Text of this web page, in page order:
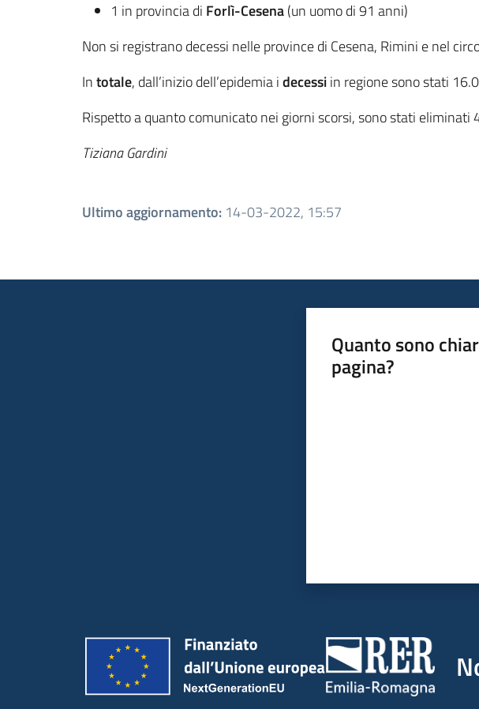
1 in provincia di Forlì-Cesena(un uomo di 91 anni)
Non si registrano decessi nelle province di Cesena, Rimini e nel
Intotale, dall’inizio dell’epidemia idecessiin regione sono stati
Rispetto a quanto comunicato nei giorni scorsi, sono stati
Tiziana Gardini
Ultimo aggiornamento: 14-03-2022, 15:57
Quanto sono
pagina?